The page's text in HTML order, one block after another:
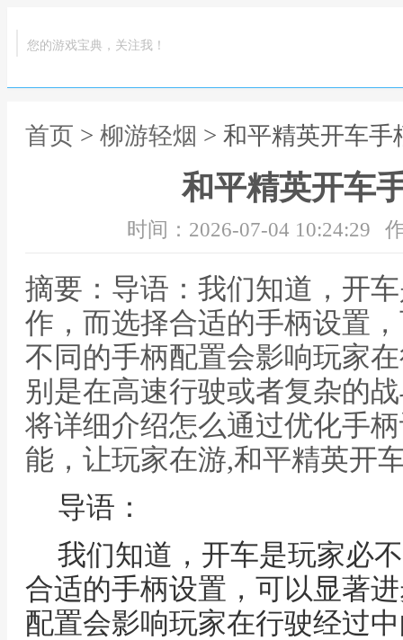
您的游戏宝典，关注我！
首页 > 柳游轻烟 > 和平精英开车手
和平精英开车
时间：2026-07-04 10:24:29
摘要：导语：我们知道，开
作，而选择合适的手柄设置
不同的手柄配置会影响玩家
别是在高速行驶或者复杂的
将详细介绍怎么通过优化手
能，让玩家在游,和平精英开
导语：
我们知道，开车是玩家必
合适的手柄设置，可以显著
配置会影响玩家在行驶经过